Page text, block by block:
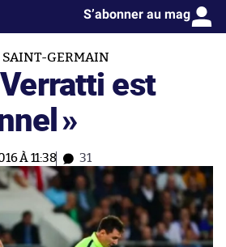
S’abonner au mag
SAINT-GERMAIN
Verratti est
»
À 11:38 31